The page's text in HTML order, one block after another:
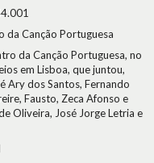
da Canção Portuguesa
da Canção Portuguesa, no
em Lisboa, que juntou,
Ary dos Santos, Fernando
Fausto, Zeca Afonso e
Oliveira, José Jorge Letria e